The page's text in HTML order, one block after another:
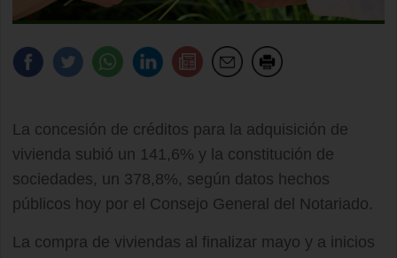
La concesión de créditos para la adquisición de
vivienda subió un 141,6% y la constitución de
sociedades, un 378,8%, según datos hechos
públicos hoy por el Consejo General del Notariado.
La compra de viviendas al finalizar mayo y a inicios